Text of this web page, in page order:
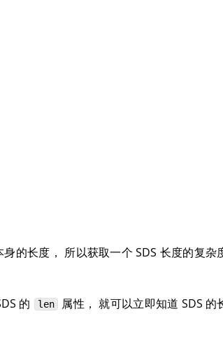
身的长度， 所以获取一个 SDS 长度的复杂
的 len 属性， 就可以立即知道 SDS 的